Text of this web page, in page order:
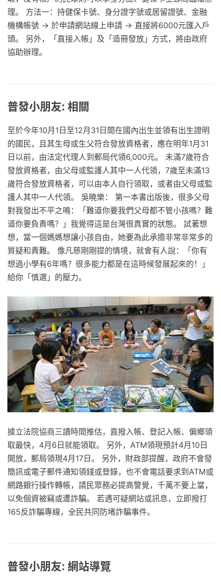
理。 方法一：持健保卡號、身分證字號或居留證號、金融
機構帳號 → 於申請網站線上申請 → 直接將6000元匯入戶
頭。 另外，「直接入帳」及「造冊發放」方式，將由政府
協助辦理。
普發小朋友: 相關
至於今年10月1日至12月31日間在國內出生並領有出生證明
的國民，且其生母或生父符合發放資格者，應在明年1月31
日以前，由法定代理人到郵局代領6,000元。 未滿7歲符合
發放資格者，由父母或監護人其中一人代領，7歲至未滿13
歲符合發放資格者，可以由本人自行領取，或者由父母或監
護人其中一人代領。 吳曉樂： 第一本書出版後，很多父母
對我發出不平之鳴：「難道你要我們父母都不管小孩嗎？難
道你要負責嗎？」我覺得這是台灣很真實的狀態。 試著想
想，當一個媽媽想讓小孩自由，她要為此承擔非常非常多的
質疑和責難。 像凡慈剛剛提的情境，就會有人說：「你有
想過小學有6年嗎？很多能力都是在這時候發展起來的！」
給你「慎選」的壓力。
據立法院協商三讀時間推估，直撥入帳、登記入帳、偏鄉領
取最快，4月6日就能領取。 另外，ATM領現預計4月10日
開放，郵局領現4月17日。 另外，財政部提醒，政府不會發
簡訊或電子郵件通知領錢或登錄，也不會電話要求到ATM或
網路銀行操作轉帳，請民眾務必提高警覺，千萬不要上當，
以免個資被竊或遭詐騙。 若遇可疑網站或訊息，立即撥打
165反詐騙專線，全民共同防堵詐騙事件。
普發小朋友: 網站導覽